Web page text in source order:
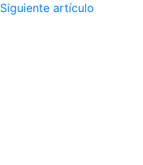
Siguiente artículo